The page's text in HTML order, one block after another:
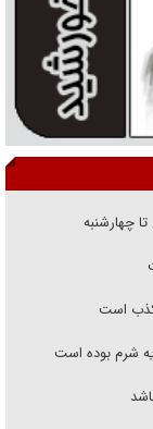
کذب است
شرم بوده است